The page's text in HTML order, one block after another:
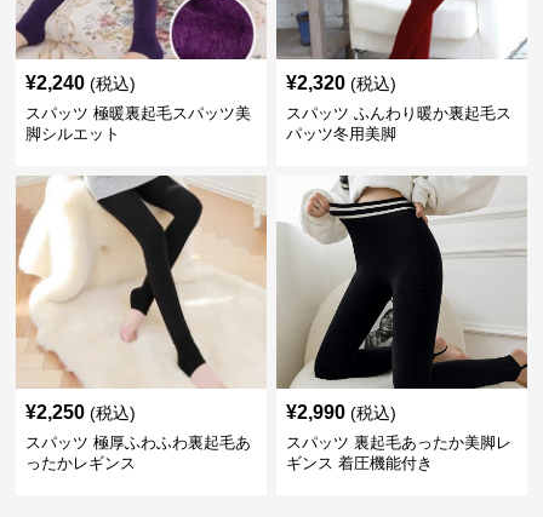
¥2,240 (税込)
スパッツ 極暖裏起毛スパッツ美
脚シルエット
¥2,320 (税込)
スパッツ ふんわり暖か裏起毛ス
パッツ冬用美脚
¥2,250 (税込)
スパッツ 極厚ふわふわ裏起毛あ
ったかレギンス
¥2,990 (税込)
スパッツ 裏起毛あったか美脚レ
ギンス 着圧機能付き